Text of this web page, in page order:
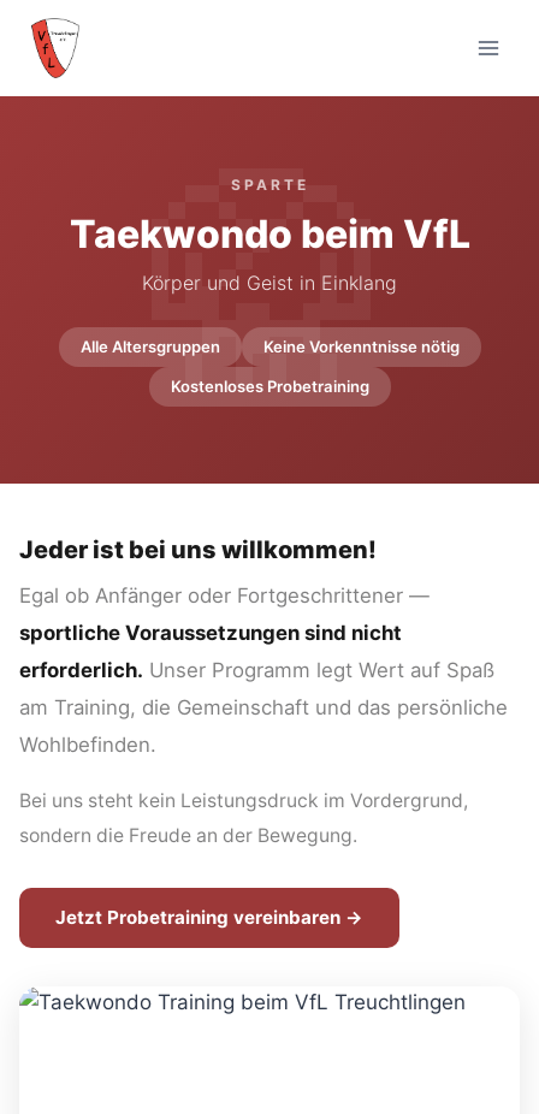
Zum
Inhalt
springen
🥋
SPARTE
Taekwondo beim VfL
Körper und Geist in Einklang
Alle Altersgruppen Keine Vorkenntnisse nötig
Kostenloses Probetraining
Jeder ist bei uns willkommen!
Egal ob Anfänger oder Fortgeschrittener —
sportliche Voraussetzungen sind nicht
erforderlich. Unser Programm legt Wert auf Spaß
am Training, die Gemeinschaft und das persönliche
Wohlbefinden.
Bei uns steht kein Leistungsdruck im Vordergrund,
sondern die Freude an der Bewegung.
Jetzt Probetraining vereinbaren →